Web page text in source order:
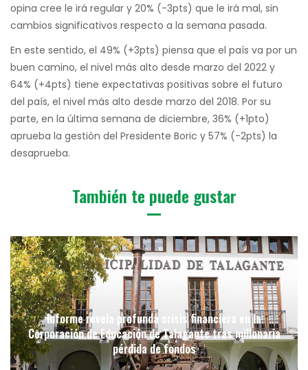
opina cree le irá regular y 20% (-3pts) que le irá mal, sin
cambios significativos respecto a la semana pasada.
En este sentido, el 49% (+3pts) piensa que el país va por un
buen camino, el nivel más alto desde marzo del 2022 y
64% (+4pts) tiene expectativas positivas sobre el futuro
del país, el nivel más alto desde marzo del 2018. Por su
parte, en la última semana de diciembre, 36% (+1pto)
aprueba la gestión del Presidente Boric y 57% (-2pts) la
desaprueba.
También te puede gustar
Informe revela profunda crisis financiera en la
Corporación de Educación de Talagante tras millonaria
pérdida de fondos